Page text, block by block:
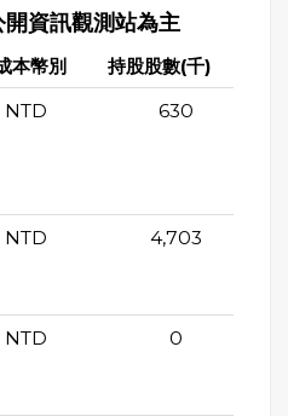
資訊觀測站為主
本幣別 持股股數(千)
NTD 630
NTD 4,703
NTD 0